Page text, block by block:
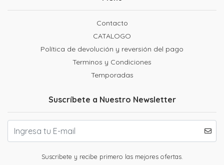
Contacto
CATALOGO
Política de devolución y reversión del pago
Terminos y Condiciones
Temporadas
Suscríbete a Nuestro Newsletter
Suscribete y recibe primero las mejores ofertas.